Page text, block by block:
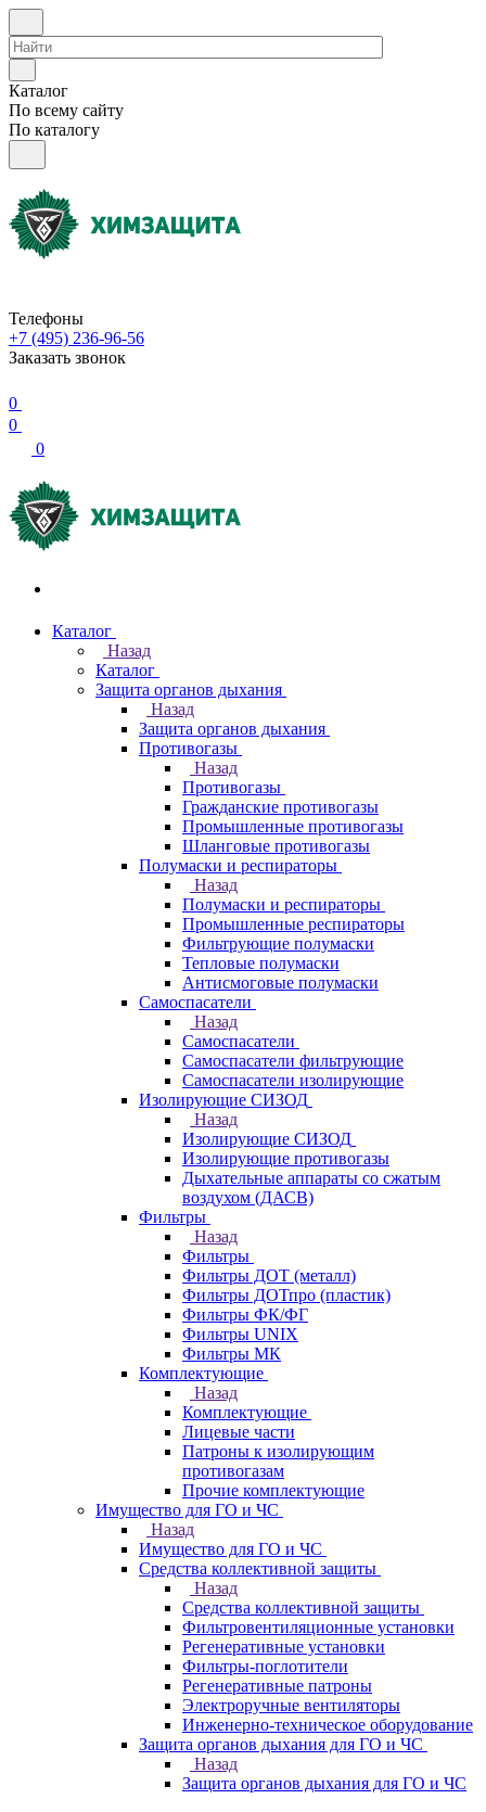
Каталог
По всему сайту
По каталогу
Телефоны
+7 (495) 236-96-56
Заказать звонок
0
0
0
Каталог
Назад
Каталог
Защита органов дыхания
Назад
Защита органов дыхания
Противогазы
Назад
Противогазы
Гражданские противогазы
Промышленные противогазы
Шланговые противогазы
Полумаски и респираторы
Назад
Полумаски и респираторы
Промышленные респираторы
Фильтрующие полумаски
Тепловые полумаски
Антисмоговые полумаски
Самоспасатели
Назад
Самоспасатели
Самоспасатели фильтрующие
Самоспасатели изолирующие
Изолирующие СИЗОД
Назад
Изолирующие СИЗОД
Изолирующие противогазы
Дыхательные аппараты со сжатым
воздухом (ДАСВ)
Фильтры
Назад
Фильтры
Фильтры ДОТ (металл)
Фильтры ДОТпро (пластик)
Фильтры ФК/ФГ
Фильтры UNIX
Фильтры МК
Комплектующие
Назад
Комплектующие
Лицевые части
Патроны к изолирующим
противогазам
Прочие комплектующие
Имущество для ГО и ЧС
Назад
Имущество для ГО и ЧС
Средства коллективной защиты
Назад
Средства коллективной защиты
Фильтровентиляционные установки
Регенеративные установки
Фильтры-поглотители
Регенеративные патроны
Электроручные вентиляторы
Инженерно-техническое оборудование
Защита органов дыхания для ГО и ЧС
Назад
Защита органов дыхания для ГО и ЧС